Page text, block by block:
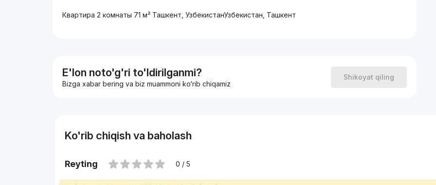
Квартира 2 комнаты 71 м² Ташкент, УзбекистанУзбекистан, Ташкент
E'lon noto'g'ri to'ldirilganmi?
Bizga xabar bering va biz muammoni ko‘rib chiqamiz
Shikoyat qiling
Ko'rib chiqish va baholash
Reyting 0 / 5